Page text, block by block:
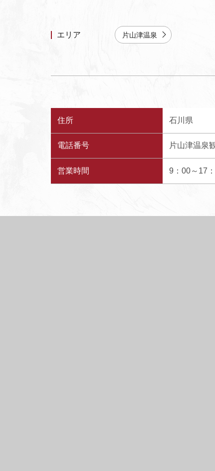
エリア 片山津温泉
住所 石川県
電話番号 片山津温泉
営業時間 9：00～17